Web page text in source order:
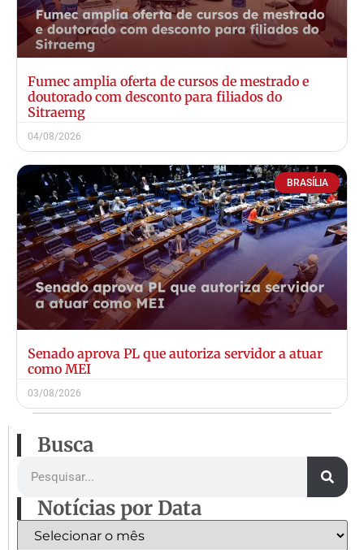
Fumec amplia oferta de cursos de mestrado e
doutorado com desconto para filiados do
Sitraemg
04/08/2026
BRASÍLIA
Senado aprova PL que autoriza servidor a atuar
como MEI
03/08/2026
Busca
Notícias por Data